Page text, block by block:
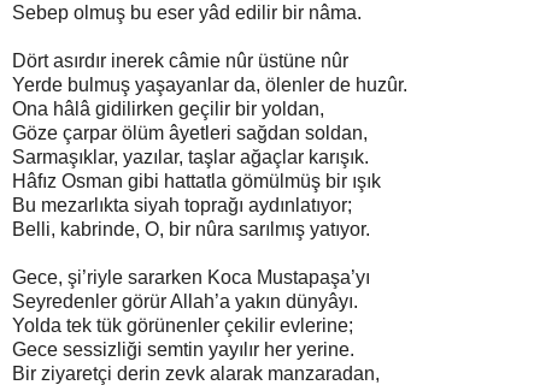
Sebep olmuş bu eser yâd edilir bir nâma.
Dört asırdır inerek câmie nûr üstüne nûr
Yerde bulmuş yaşayanlar da, ölenler de huzûr.
Ona hâlâ gidilirken geçilir bir yoldan,
Göze çarpar ölüm âyetleri sağdan soldan,
Sarmaşıklar, yazılar, taşlar ağaçlar karışık.
Hâfız Osman gibi hattatla gömülmüş bir ışık
Bu mezarlıkta siyah toprağı aydınlatıyor;
Belli, kabrinde, O, bir nûra sarılmış yatıyor.
Gece, şi’riyle sararken Koca Mustapaşa’yı
Seyredenler görür Allah’a yakın dünyâyı.
Yolda tek tük görünenler çekilir evlerine;
Gece sessizliği semtin yayılır her yerine.
Bir ziyaretçi derin zevk alarak manzaradan,